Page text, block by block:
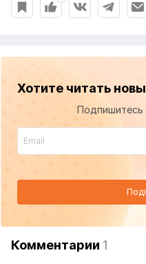
Хотите читать
Подпишитесь
Комментарии 1